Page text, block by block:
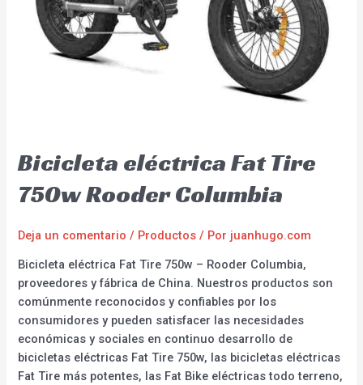
Bicicleta eléctrica Fat Tire
750w Rooder Columbia
Deja un comentario / Productos / Por juanhugo.com
Bicicleta eléctrica Fat Tire 750w – Rooder Columbia,
proveedores y fábrica de China. Nuestros productos son
comúnmente reconocidos y confiables por los
consumidores y pueden satisfacer las necesidades
económicas y sociales en continuo desarrollo de
bicicletas eléctricas Fat Tire 750w, las bicicletas eléctricas
Fat Tire más potentes, las Fat Bike eléctricas todo terreno,